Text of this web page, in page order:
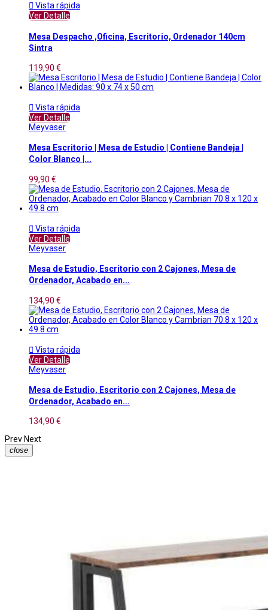
 Vista rápida
Ver Detalle
Mesa Despacho ,Oficina, Escritorio, Ordenador 140cm
Sintra
119,90 €
 Vista rápida
Ver Detalle
Meyvaser
Mesa Escritorio | Mesa de Estudio | Contiene Bandeja |
Color Blanco |...
99,90 €
 Vista rápida
Ver Detalle
Meyvaser
Mesa de Estudio, Escritorio con 2 Cajones, Mesa de
Ordenador, Acabado en...
134,90 €
 Vista rápida
Ver Detalle
Meyvaser
Mesa de Estudio, Escritorio con 2 Cajones, Mesa de
Ordenador, Acabado en...
134,90 €
Prev Next
close